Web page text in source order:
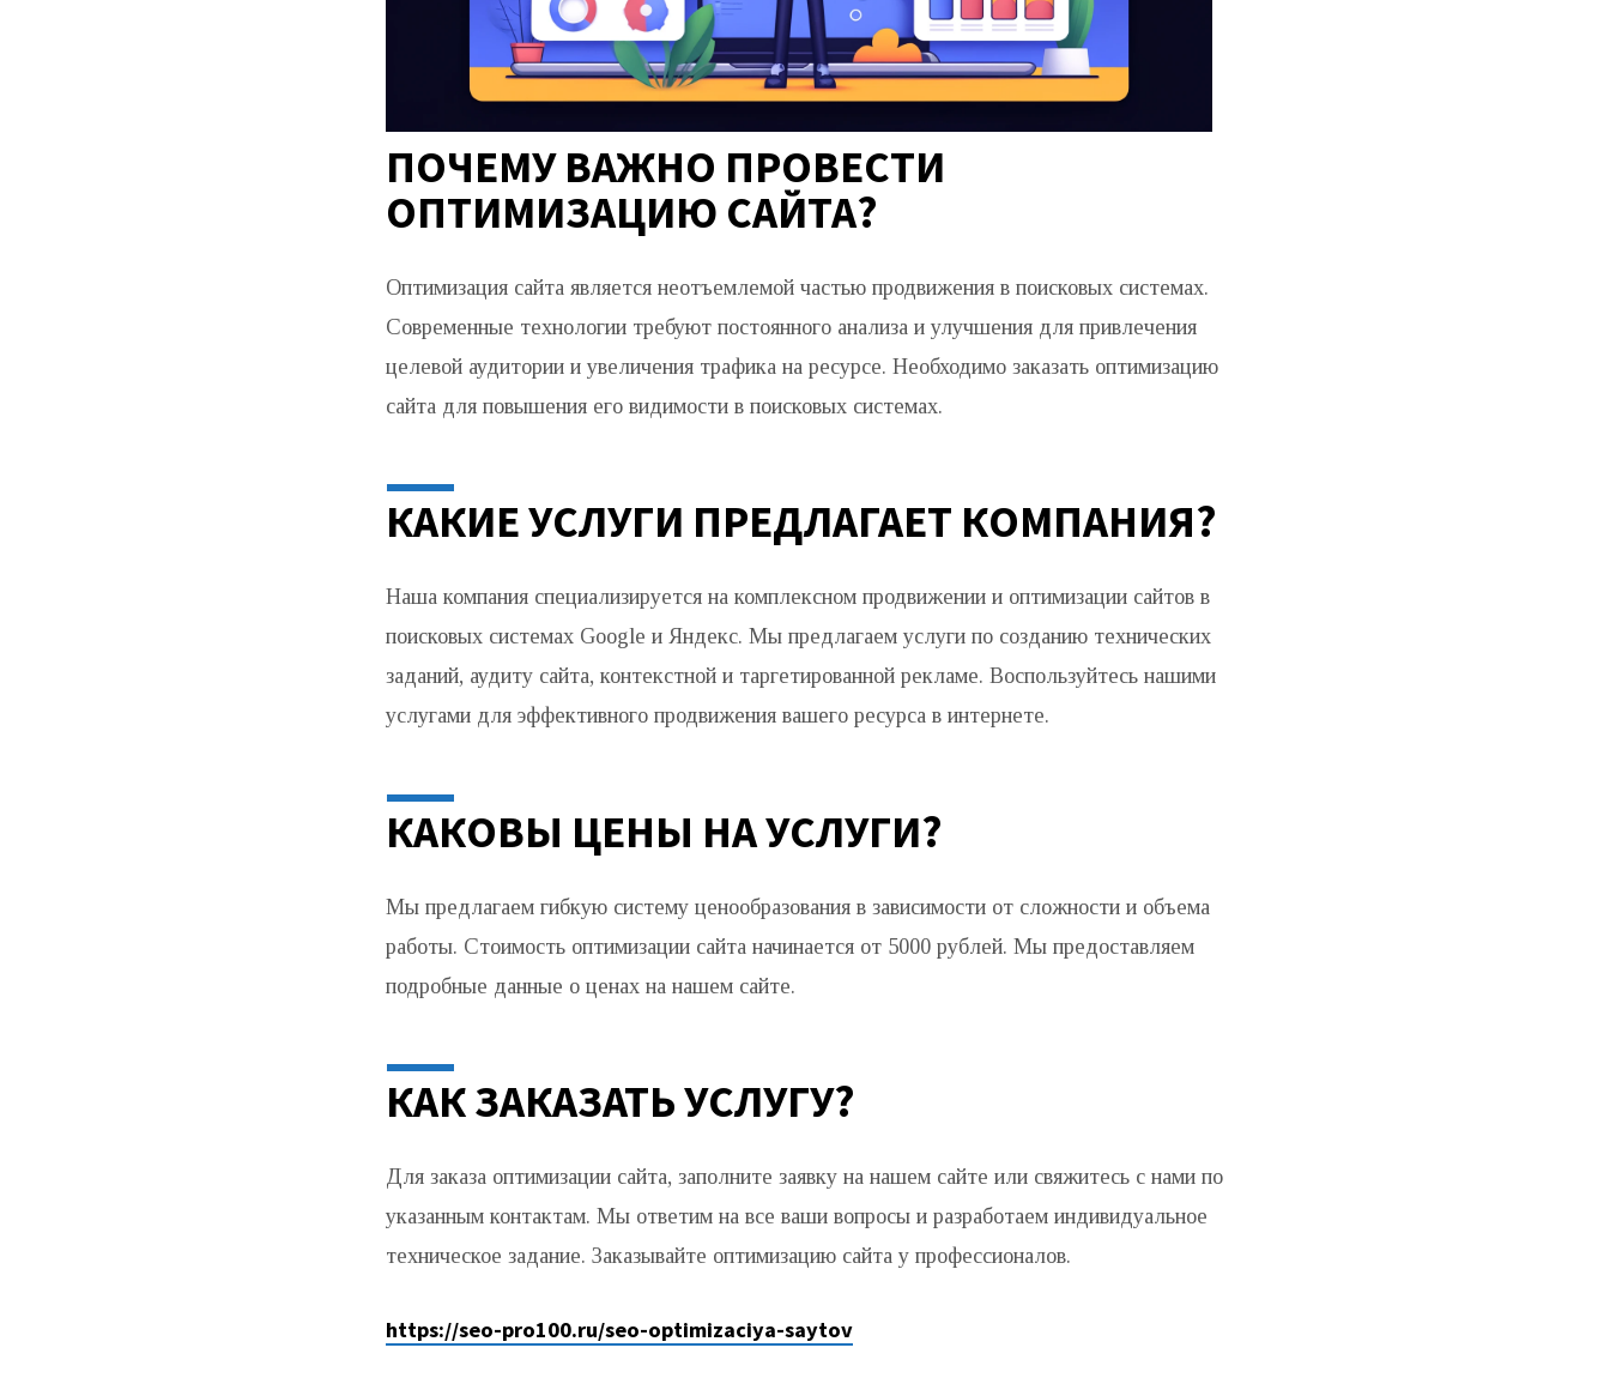
ПОЧЕМУ ВАЖНО ПРОВЕСТИ
ОПТИМИЗАЦИЮ САЙТА?
Оптимизация сайта является неотъемлемой частью продвижения в поисковых системах.
Современные технологии требуют постоянного анализа и улучшения для привлечения
целевой аудитории и увеличения трафика на ресурсе. Необходимо заказать оптимизацию
сайта для повышения его видимости в поисковых системах.
КАКИЕ УСЛУГИ ПРЕДЛАГАЕТ КОМПАНИЯ?
Наша компания специализируется на комплексном продвижении и оптимизации сайтов в
поисковых системах Google и Яндекс. Мы предлагаем услуги по созданию технических
заданий, аудиту сайта, контекстной и таргетированной рекламе. Воспользуйтесь нашими
услугами для эффективного продвижения вашего ресурса в интернете.
КАКОВЫ ЦЕНЫ НА УСЛУГИ?
Мы предлагаем гибкую систему ценообразования в зависимости от сложности и объема
работы. Стоимость оптимизации сайта начинается от 5000 рублей. Мы предоставляем
подробные данные о ценах на нашем сайте.
КАК ЗАКАЗАТЬ УСЛУГУ?
Для заказа оптимизации сайта, заполните заявку на нашем сайте или свяжитесь с нами по
указанным контактам. Мы ответим на все ваши вопросы и разработаем индивидуальное
техническое задание. Заказывайте оптимизацию сайта у профессионалов.
https://seo-pro100.ru/seo-optimizaciya-saytov